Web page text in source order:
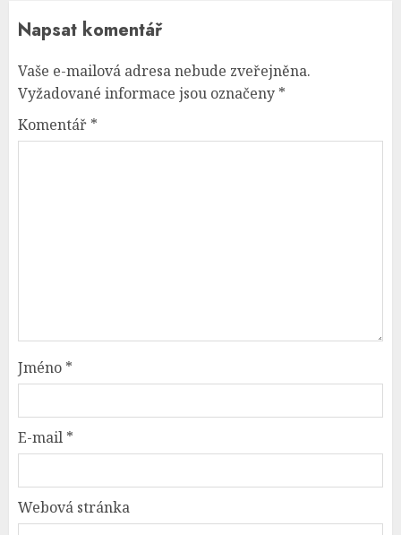
Napsat komentář
Vaše e-mailová adresa nebude zveřejněna.
Vyžadované informace jsou označeny *
Komentář *
Jméno *
E-mail *
Webová stránka